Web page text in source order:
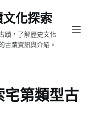
化探索
蹟，了解歷史文化
古蹟資訊與介紹。
宅第類型古